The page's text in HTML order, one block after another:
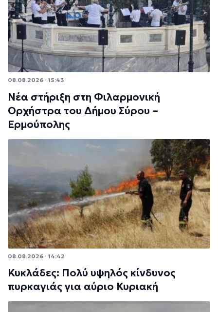
08.08.2026 · 15:43
Νέα στήριξη στη Φιλαρμονική
Ορχήστρα του Δήμου Σύρου –
Ερμούπολης
08.08.2026 · 14:42
Κυκλάδες: Πολύ υψηλός κίνδυνος
πυρκαγιάς για αύριο Κυριακή